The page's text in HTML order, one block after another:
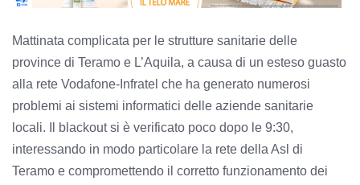
Mattinata complicata per le strutture sanitarie delle
province di Teramo e L’Aquila, a causa di un esteso guasto
alla rete Vodafone-Infratel che ha generato numerosi
problemi ai sistemi informatici delle aziende sanitarie
locali. Il blackout si è verificato poco dopo le 9:30,
interessando in modo particolare la rete della Asl di
Teramo e compromettendo il corretto funzionamento dei